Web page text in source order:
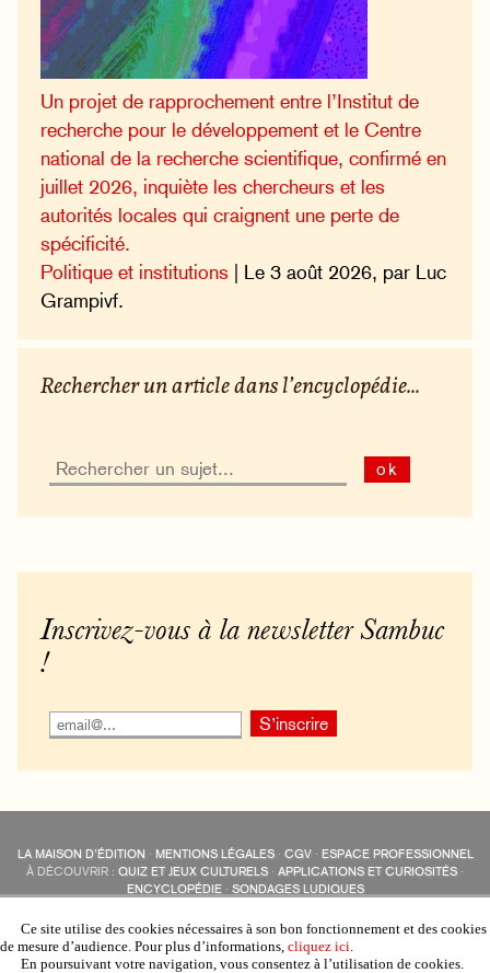
Un projet de rapprochement entre l’Institut de
recherche pour le développement et le Centre
national de la recherche scientifique, confirmé en
juillet 2026, inquiète les chercheurs et les
autorités locales qui craignent une perte de
spécificité.
Politique et institutions | Le 3 août 2026, par Luc
Grampivf.
Rechercher un article dans l’encyclopédie...
ok
Inscrivez-vous à la newsletter Sambuc
!
LA MAISON D’ÉDITION · MENTIONS LÉGALES· CGV· ESPACE PROFESSIONNEL
À DÉCOUVRIR : QUIZ ET JEUX CULTURELS · APPLICATIONS ET CURIOSITÉS ·
ENCYCLOPÉDIE· SONDAGES LUDIQUES
COLLECTIONS :SAMBUC·ÉDISOLUM·REVUE LITTÉRAIREL’EAU-FORTE
AUTRES SITES :COLL. « LES ÉDISOLUM »
Ce site utilise des cookies nécessaires à son bon fonctionnement et des cookies
de mesure d’audience. Pour plus d’informations, cliquez ici.
En poursuivant votre navigation, vous consentez à l’utilisation de cookies.